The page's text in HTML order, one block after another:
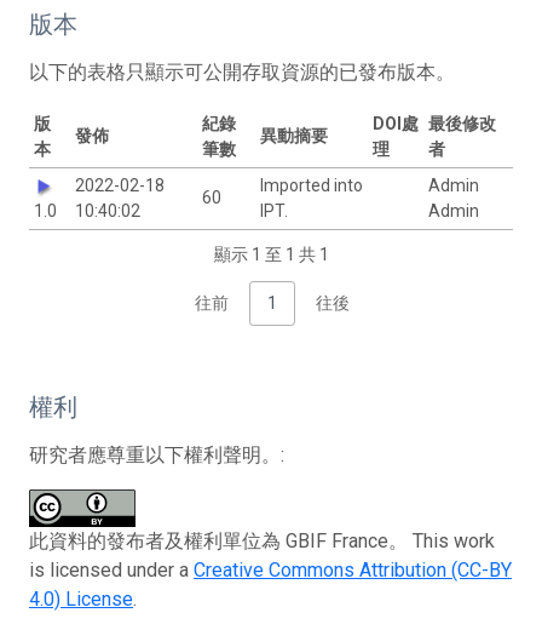
版本
以下的表格只顯示可公開存取資源的已發布版本。
版
本
發佈
紀錄
筆數
異動摘要
DOI處
理
最後修改
者
1.0
2022-02-18
10:40:02
60
Imported into
IPT.
Admin
Admin
顯示 1 至 1 共 1
往前 1 往後
權利
研究者應尊重以下權利聲明。:
此資料的發布者及權利單位為 GBIF France。 This work
is licensed under a Creative Commons Attribution (CC-BY
4.0) License.